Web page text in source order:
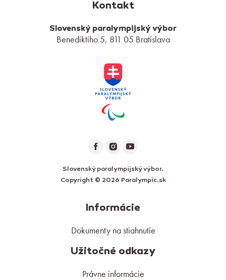
Kontakt
Slovenský paralympijský výbor
Benediktiho 5, 811 05 Bratislava
Slovenský paralympijský výbor.
Copyright © 2026 Paralympic.sk
Informácie
Dokumenty na stiahnutie
Užitočné odkazy
Právne informácie